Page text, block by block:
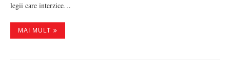
legii care interzice…
MAI MULT